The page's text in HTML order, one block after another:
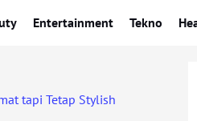
Entertainment Tekno